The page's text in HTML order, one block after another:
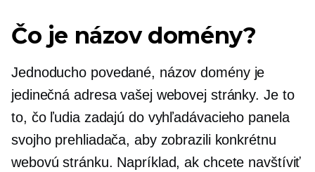
Čo je názov domény?
Jednoducho povedané, názov domény je
jedinečná adresa vašej webovej stránky. Je to
to, čo ľudia zadajú do vyhľadávacieho panela
svojho prehliadača, aby zobrazili konkrétnu
webovú stránku. Napríklad, ak chcete navštíviť